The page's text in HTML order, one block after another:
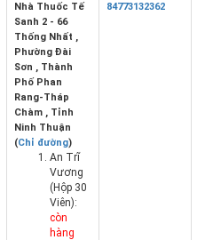
Nhà Thuốc Tế
Sanh 2 - 66
Thống Nhất ,
Phường Đài
Sơn , Thành
Phố Phan
Rang-Tháp
Chàm , Tỉnh
Ninh Thuận
(Chỉ đường)
An Trĩ
Vương
(Hộp 30
Viên):
còn
hàng
84773132362